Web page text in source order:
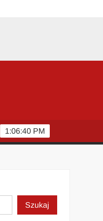
1. Pasażerowie
1:06:41 PM
Szukaj